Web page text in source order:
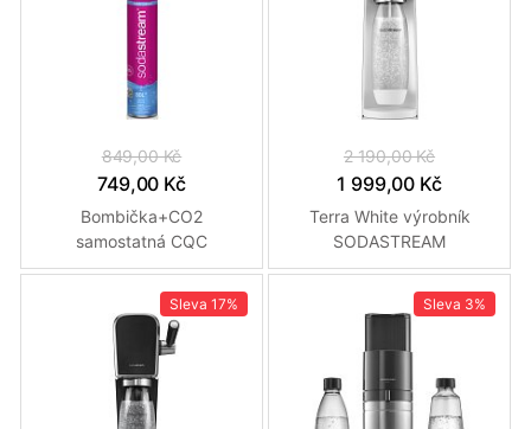
849,00 Kč
749,00 Kč
Bombička+CO2
samostatná CQC
SODASTREAM
2 190,00 Kč
1 999,00 Kč
Terra White výrobník
SODASTREAM
Sleva 17% Sleva 3%